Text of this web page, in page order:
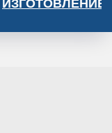
ИЗГОТОВЛЕНИЕ